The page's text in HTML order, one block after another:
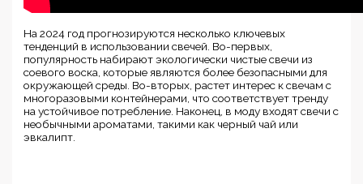
На 2024 год прогнозируются несколько ключевых
тенденций в использовании свечей. Во-первых,
популярность набирают экологически чистые свечи из
соевого воска, которые являются более безопасными для
окружающей среды. Во-вторых, растет интерес к свечам с
многоразовыми контейнерами, что соответствует тренду
на устойчивое потребление. Наконец, в моду входят свечи с
необычными ароматами, такими как черный чай или
эвкалипт.